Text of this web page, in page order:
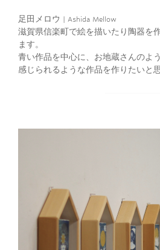
足田メロウ | Ashida Mellow
滋賀県信楽町で絵を描いたり陶器を
ます。
青い作品を中心に、お地蔵さんのよ
感じられるような作品を作りたいと